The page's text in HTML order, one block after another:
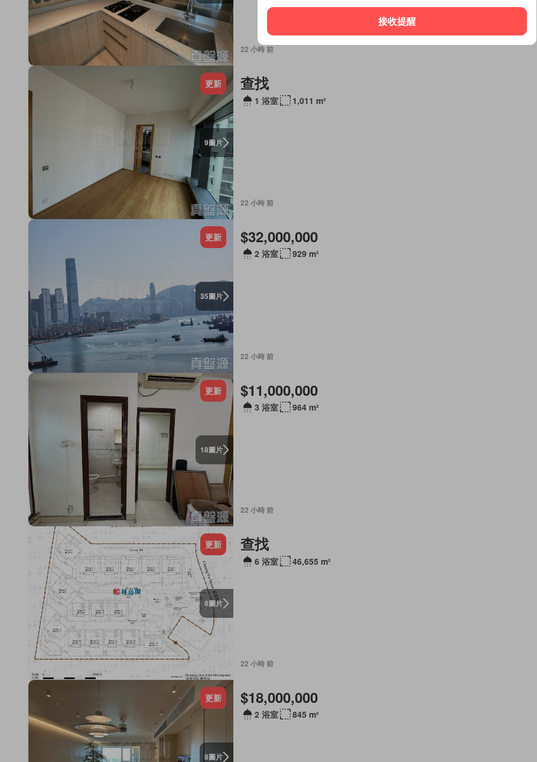
22 小時 前
9圖片
更新 查找
1 浴室 1,011 m²
22 小時 前
35圖片
更新 $32,000,000
2 浴室 929 m²
22 小時 前
18圖片
更新 $11,000,000
3 浴室 964 m²
22 小時 前
8圖片
更新 查找
6 浴室 46,655 m²
22 小時 前
8圖片
更新 $18,000,000
2 浴室 845 m²
接收提醒